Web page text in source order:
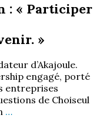
: « Participer
»
d’Akajoule.
engagé, porté
entreprises
de Choiseul
…